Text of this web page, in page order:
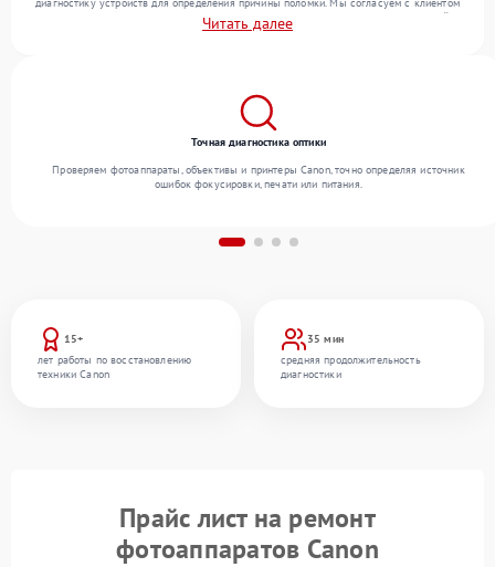
перечень необходимых работ и их стоимость, затем выполняем ремонт с заменой
деталей по необходимости. В конце подтверждаем качество оказанных услуг
Читать далее
15+
лет работы по восстановлению
техники Canon
35 мин
средняя продолжительность
диагностики
Точная диагностика оптики
Проверяем фотоаппараты, объективы и принтеры Canon, точно определяя источник
ошибок фокусировки, печати или питания.
Прайс лист на ремонт
фотоаппаратов Canon